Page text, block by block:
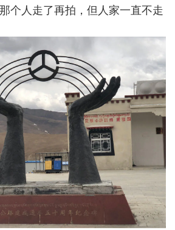
个人走了再拍，但人家一直不走